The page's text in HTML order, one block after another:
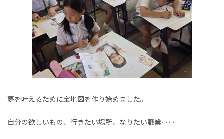
夢を叶えるために宝地図を作り始めました。
自分の欲しいもの、行きたい場所、なりたい職業････